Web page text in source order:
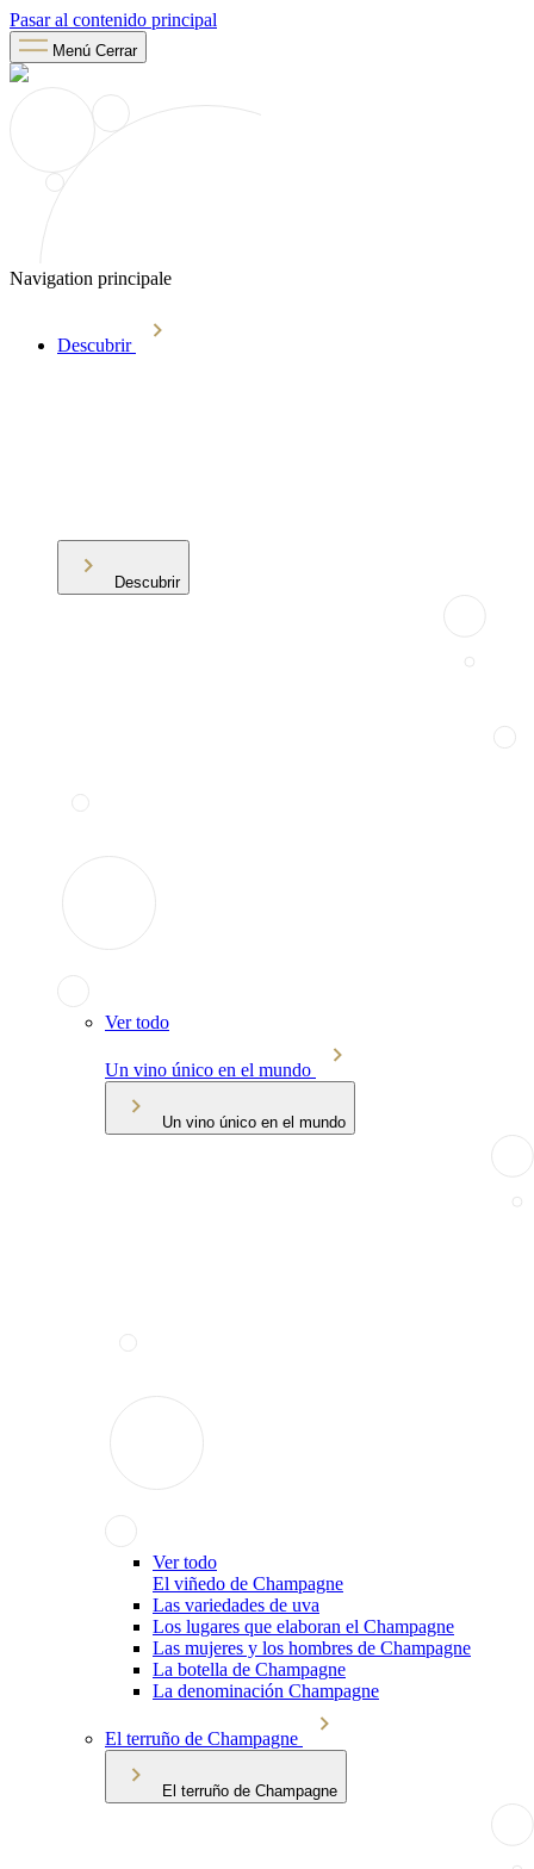
Pasar al contenido principal
Menú Cerrar
Navigation principale
Descubrir
Descubrir
Ver todo
Un vino único en el mundo
Un vino único en el mundo
Ver todo
El viñedo de Champagne
Las variedades de uva
Los lugares que elaboran el Champagne
Las mujeres y los hombres de Champagne
La botella de Champagne
La denominación Champagne
El terruño de Champagne
El terruño de Champagne